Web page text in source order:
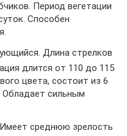
Период вегетации
Способен
Длина стрелков
длится от 110 до 115
цвета, состоит из 6
Обладает сильным
среднюю зрелость